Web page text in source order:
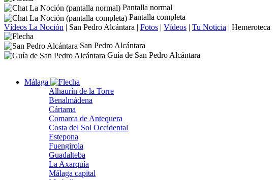
Pantalla normal
Pantalla completa
Vídeos La Noción | San Pedro Alcántara | Fotos | Vídeos | Tu Noticia | Hemeroteca
San Pedro Alcántara
Guía de San Pedro Alcántara
Málaga
Alhaurín de la Torre
Benalmádena
Cártama
Comarca de Antequera
Costa del Sol Occidental
Estepona
Fuengirola
Guadalteba
La Axarquía
Málaga capital